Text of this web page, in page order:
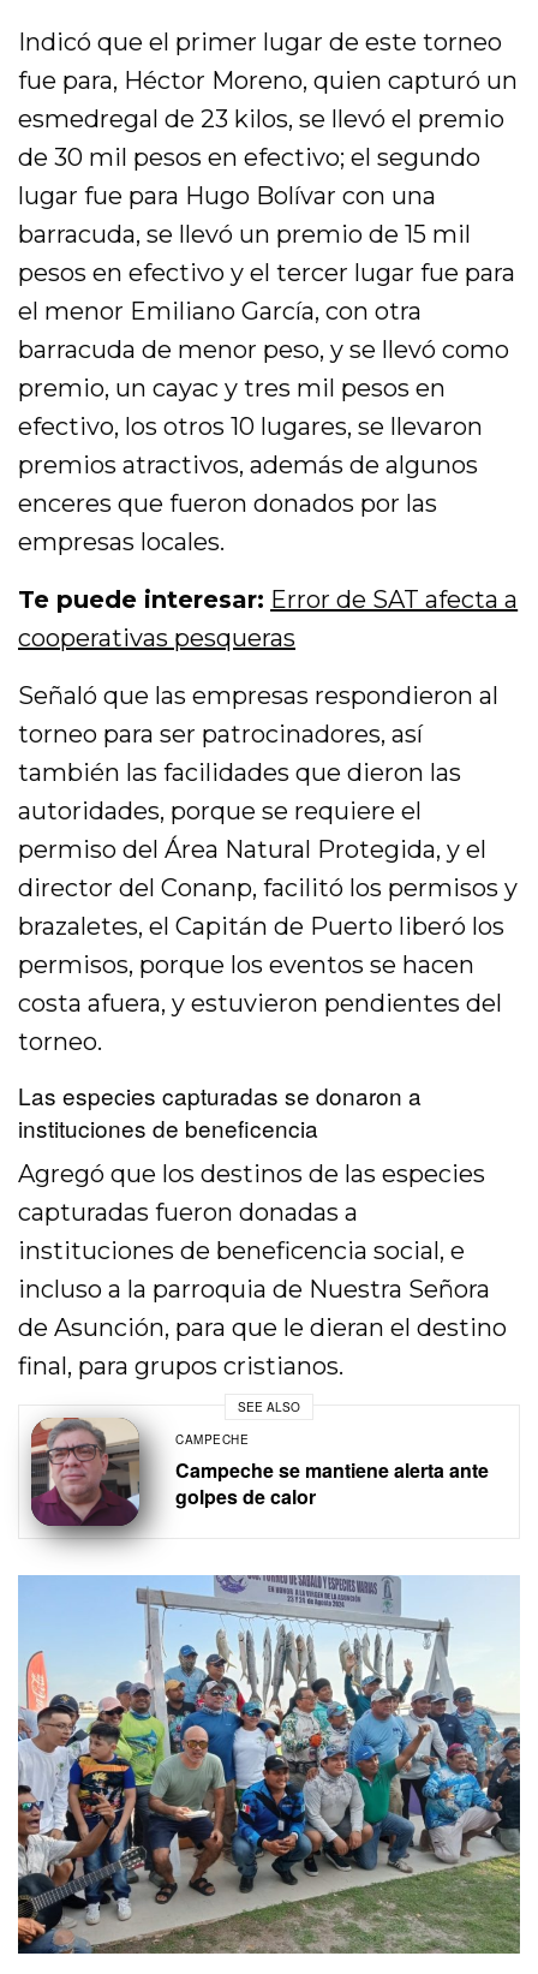
Indicó que el primer lugar de este torneo
fue para, Héctor Moreno, quien capturó un
esmedregal de 23 kilos, se llevó el premio
de 30 mil pesos en efectivo; el segundo
lugar fue para Hugo Bolívar con una
barracuda, se llevó un premio de 15 mil
pesos en efectivo y el tercer lugar fue para
el menor Emiliano García, con otra
barracuda de menor peso, y se llevó como
premio, un cayac y tres mil pesos en
efectivo, los otros 10 lugares, se llevaron
premios atractivos, además de algunos
enceres que fueron donados por las
empresas locales.
Te puede interesar: Error de SAT afecta a
cooperativas pesqueras
Señaló que las empresas respondieron al
torneo para ser patrocinadores, así
también las facilidades que dieron las
autoridades, porque se requiere el
permiso del Área Natural Protegida, y el
director del Conanp, facilitó los permisos y
brazaletes, el Capitán de Puerto liberó los
permisos, porque los eventos se hacen
costa afuera, y estuvieron pendientes del
torneo.
Las especies capturadas se donaron a
instituciones de beneficencia
Agregó que los destinos de las especies
capturadas fueron donadas a
instituciones de beneficencia social, e
incluso a la parroquia de Nuestra Señora
de Asunción, para que le dieran el destino
final, para grupos cristianos.
SEE ALSO
CAMPECHE
Campeche se mantiene alerta ante
golpes de calor